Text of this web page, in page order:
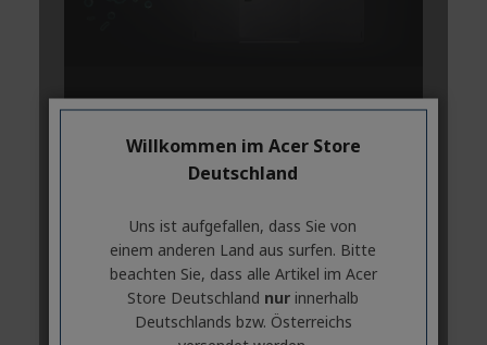
Willkommen im Acer Store
Deutschland
Uns ist aufgefallen, dass Sie von
einem anderen Land aus surfen. Bitte
beachten Sie, dass alle Artikel im Acer
Store Deutschland nur innerhalb
Deutschlands bzw. Österreichs